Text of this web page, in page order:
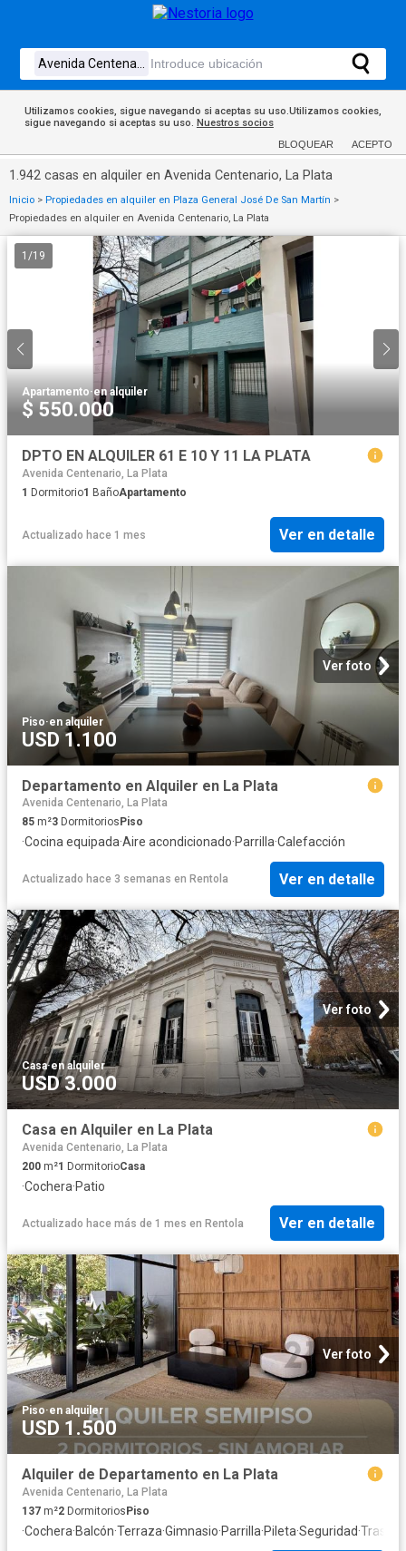
Utilizamos cookies, sigue navegando si aceptas su uso.Utilizamos cookies,
sigue navegando si aceptas su uso. Nuestros socios
BLOQUEAR ACEPTO
1.942 casas en alquiler en Avenida Centenario, La Plata
Inicio > Propiedades en alquiler en Plaza General José De San Martín >
Propiedades en alquiler en Avenida Centenario, La Plata
1 /19
Apartamento·en alquiler
$ 550.000
DPTO EN ALQUILER 61 E 10 Y 11 LA PLATA
Avenida Centenario, La Plata
1 Dormitorio1 BañoApartamento
Actualizado hace 1 mes Ver en detalle
Ver foto
Piso·en alquiler
USD 1.100
Departamento en Alquiler en La Plata
Avenida Centenario, La Plata
85 m²3 Dormitorios Piso
·Cocina equipada·Aire acondicionado·Parrilla·Calefacción
Actualizado hace 3 semanas en Rentola Ver en detalle
Ver foto
Casa·en alquiler
USD 3.000
Casa en Alquiler en La Plata
Avenida Centenario, La Plata
200 m²1 DormitorioCasa
·Cochera·Patio
Actualizado hace más de 1 mes en Rentola Ver en detalle
Ver foto
Piso·en alquiler
USD 1.500
Alquiler de Departamento en La Plata
Avenida Centenario, La Plata
137 m²2 DormitoriosPiso
·Cochera·Balcón·Terraza·Gimnasio·Parrilla·Pileta·Seguridad·